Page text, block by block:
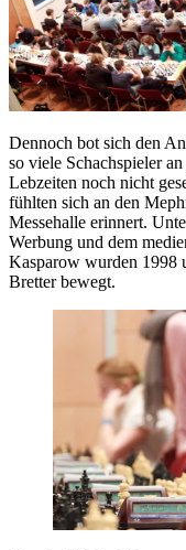
Dennoch bot sich den
so viele Schachspieler
Lebzeiten noch nicht
fühlten sich an den
Messehalle erinnert.
Werbung und dem
Kasparow wurden 1998
Bretter bewegt.